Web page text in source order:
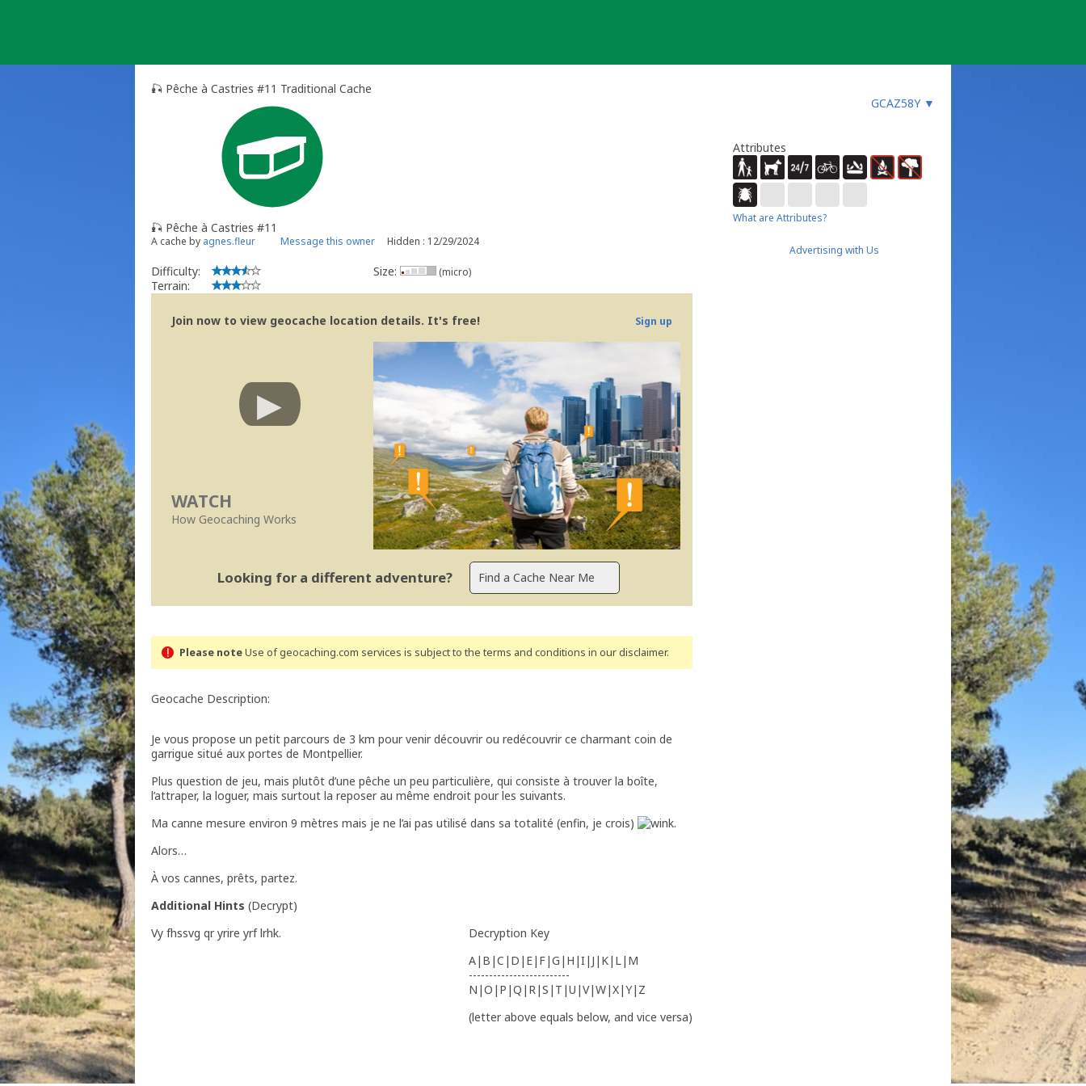
🎣 Pêche à Castries #11 Traditional Cache
GCAZ58Y ▼
🎣 Pêche à Castries #11
A cache by agnes.fleur Message this owner Hidden : 12/29/2024
Difficulty:
Terrain:
Size: (micro)
Join now to view geocache location details. It's free! Sign up
WATCH
How Geocaching Works
Looking for a different adventure?
Please noteUse of geocaching.com services is subject to the terms and conditions in our disclaimer.
Geocache Description:
Je vous propose un petit parcours de 3 km pour venir découvrir ou redécouvrir ce charmant coin de
garrigue situé aux portes de Montpellier.
Plus question de jeu, mais plutôt d’une pêche un peu particulière, qui consiste à trouver la boîte,
l’attraper, la loguer, mais surtout la reposer au même endroit pour les suivants.
Ma canne mesure environ 9 mètres mais je ne l’ai pas utilisé dans sa totalité (enfin, je crois)
.
Alors…
À vos cannes, prêts, partez.
Additional Hints (Decrypt)
Vy fhssvg qr yrire yrf lrhk.
Decryption Key
A|B|C|D|E|F|G|H|I|J|K|L|M
-------------------------
N|O|P|Q|R|S|T|U|V|W|X|Y|Z
(letter above equals below, and vice versa)
Attributes
What are Attributes?
Advertising with Us